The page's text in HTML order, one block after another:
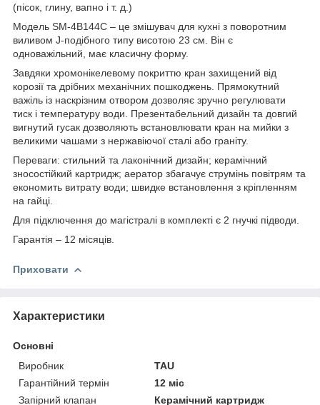
(пісок, глину, вапно і т. д.)
Модель SM-4B144C – це змішувач для кухні з поворотним
виливом J-подібного типу висотою 23 см. Він є
одноважільний, має класичну форму.
Завдяки хромонікелевому покриттю кран захищений від
корозії та дрібних механічних пошкоджень. Прямокутний
важіль із наскрізним отвором дозволяє зручно регулювати
тиск і температуру води. Презентабельний дизайн та довгий
вигнутий гусак дозволяють встановлювати кран на мийки з
великими чашами з нержавіючої сталі або граніту.
Переваги: стильний та лаконічний дизайн; керамічний
зносостійкий картридж; аератор збагачує струмінь повітрям та
економить витрату води; швидке встановлення з кріпленням
на гайці.
Для підключення до магістралі в комплекті є 2 гнучкі підводи.
Гарантія – 12 місяців.
Приховати
Характеристики
Основні
Виробник
TAU
Гарантійний термін
12 міс
Запірний клапан
Керамічний картридж